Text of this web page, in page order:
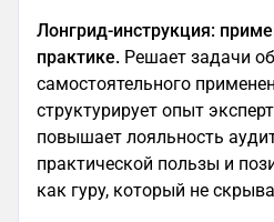
Лонгрид-инструкция:
практике. Решает задачи
самостоятельного
структурирует опыт
повышает лояльность
практической пользы и
как гуру, который не